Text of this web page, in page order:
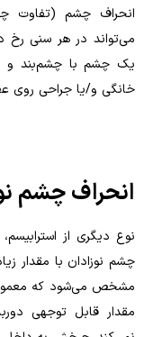
انحراف چشم (تفاوت
می‌تواند در هر سنی
یک چشم با چشم‌بند و
خانگی و/یا جراحی روی
انحراف چشم
نوع دیگری از
چشم نوزادان با مقدار
مشخص می‌شود که
مقدار قابل توجهی